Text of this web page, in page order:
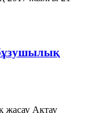
жасау Ақтау